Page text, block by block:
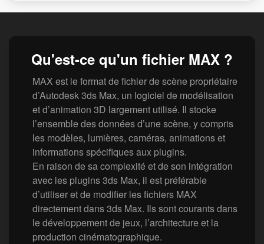
Qu'est-ce qu'un fichier MAX ?
MAX est le format de fichier de scène propriétaire
d’Autodesk 3ds Max, un logiciel de modélisation
et d’animation 3D largement utilisé. Il stocke
l’ensemble des données d’une scène, y compris
les modèles, lumières, caméras, animations et
informations spécifiques aux plugins.
En raison de sa complexité et de son intégration
avec les plugins 3ds Max, il est préférable
d’utiliser et de modifier les fichiers MAX
directement dans 3ds Max. Ils sont courants dans
le développement de jeux, l’architecture et la
production cinématographique.